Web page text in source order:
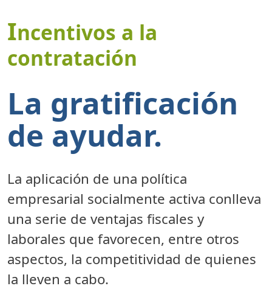
Incentivos a la
contratación
La gratificación
de ayudar.
La aplicación de una política
empresarial socialmente activa conlleva
una serie de ventajas fiscales y
laborales que favorecen, entre otros
aspectos, la competitividad de quienes
la lleven a cabo.